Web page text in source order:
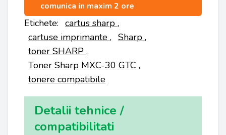
comunica in maxim 2 ore
Etichete: cartus sharp ,
cartuse imprimante , Sharp ,
toner SHARP ,
Toner Sharp MXC-30 GTC ,
tonere compatibile
Detalii tehnice /
compatibilitati